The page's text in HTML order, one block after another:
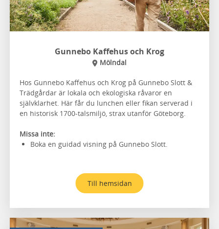
Gunnebo Kaffehus och Krog
Mölndal
Hos Gunnebo Kaffehus och Krog på Gunnebo Slott &
Trädgårdar är lokala och ekologiska råvaror en
självklarhet. Här får du lunchen eller fikan serverad i
en historisk 1700-talsmiljö, strax utanför Göteborg.
Missa inte:
Boka en guidad visning på Gunnebo Slott.
Till hemsidan